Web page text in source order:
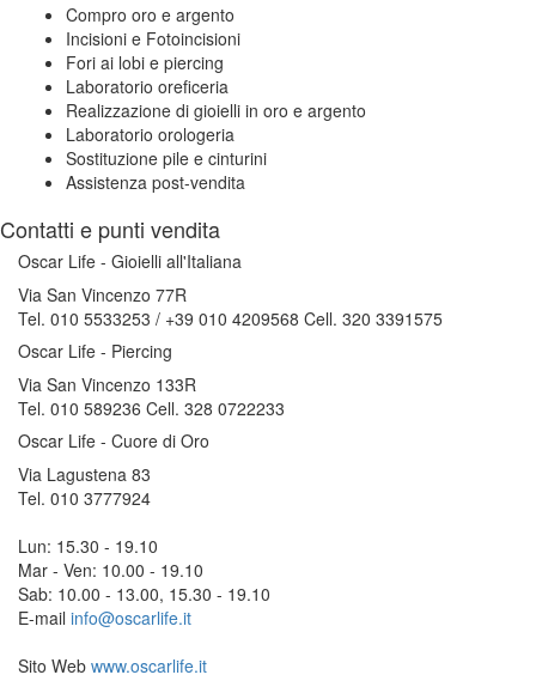
Compro oro e argento
Incisioni e Fotoincisioni
Fori ai lobi e piercing
Laboratorio oreficeria
Realizzazione di gioielli in oro e argento
Laboratorio orologeria
Sostituzione pile e cinturini
Assistenza post-vendita
Contatti e punti vendita
Oscar Life - Gioielli all'Italiana
Via San Vincenzo 77R
Tel. 010 5533253 / +39 010 4209568 Cell. 320 3391575
Oscar Life - Piercing
Via San Vincenzo 133R
Tel. 010 589236 Cell. 328 0722233
Oscar Life - Cuore di Oro
Via Lagustena 83
Tel. 010 3777924
Lun: 15.30 - 19.10
Mar - Ven: 10.00 - 19.10
Sab: 10.00 - 13.00, 15.30 - 19.10
E-mail info@oscarlife.it
Sito Web www.oscarlife.it